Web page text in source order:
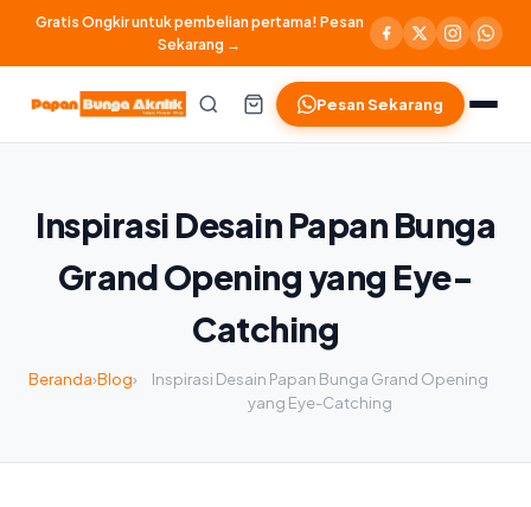
Gratis Ongkir untuk pembelian pertama! Pesan
Sekarang →
Pesan Sekarang
Inspirasi Desain Papan Bunga
Grand Opening yang Eye-
Catching
Beranda›Blog›
Inspirasi Desain Papan Bunga Grand Opening
yang Eye-Catching